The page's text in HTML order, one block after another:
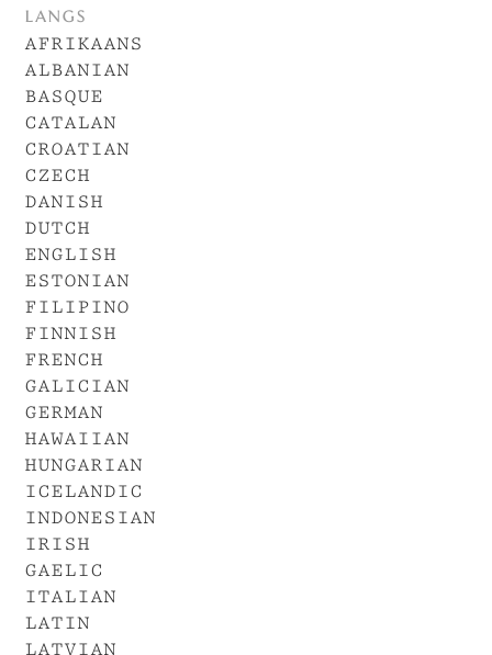
langs
afrikaans
albanian
basque
catalan
croatian
czech
danish
dutch
english
estonian
filipino
finnish
french
galician
german
hawaiian
hungarian
icelandic
indonesian
irish
gaelic
italian
latin
latvian